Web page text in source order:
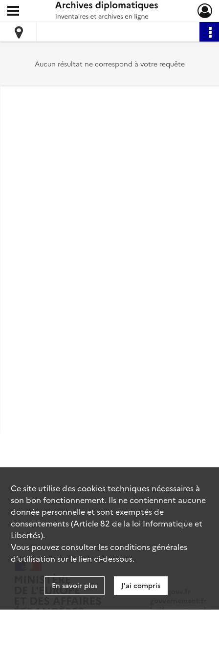
Archives diplomatiques
Ouvrir le menu déroulant
Aucun résultat ne correspond à votre requête
data.gouv.fr
legifrance.gouv.fr
Ce site utilise descookiestechniques nécessaires à
son bon fonctionnement. Ils ne contiennent aucune
donnée personnelle et sont exemptés de
consentements (Article 82 de la loi Informatique et
Libertés).
Vous pouvez consulter les conditions générales
d’utilisation sur le lien ci-dessous.
En savoir plus J'ai compris